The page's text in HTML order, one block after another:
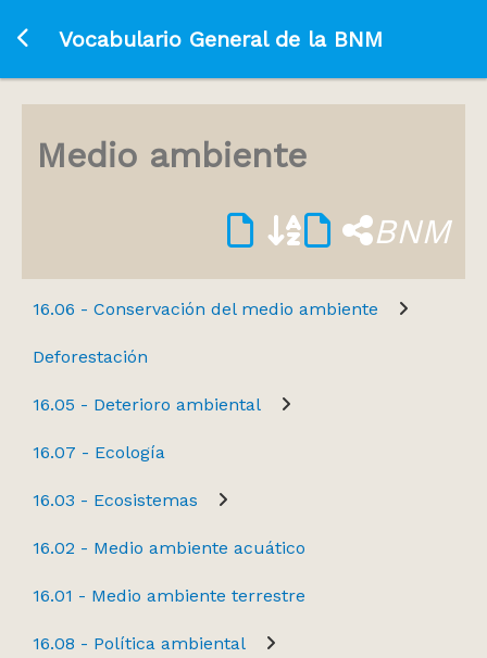
Ir a la página principal
Vocabulario General de la BNM
Medio ambiente
BNM
16.06 - Conservación del medio ambiente
Deforestación
16.05 - Deterioro ambiental
16.07 - Ecología
16.03 - Ecosistemas
16.02 - Medio ambiente acuático
16.01 - Medio ambiente terrestre
16.08 - Política ambiental